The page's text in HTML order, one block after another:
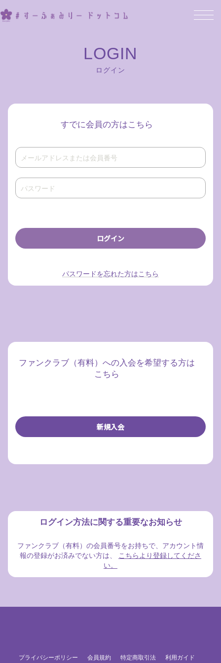
ログイン
すでに会員の方はこちら
パスワードを忘れた方はこちら
ファンクラブ（有料）への入会を希望する方は
こちら
ログイン方法に関する重要なお知らせ
ファンクラブ（有料）の会員番号をお持ちで、アカウント情
報の登録がお済みでない方は、 こちらより登録してくださ
い。
プライバシーポリシー 会員規約 特定商取引法
利用ガイド